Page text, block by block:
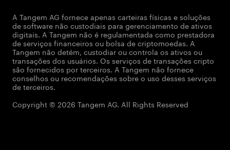
A Tangem AG fornece apenas carteiras físicas e soluções
de software não custodiais para gerenciamento de ativos
digitais. A Tangem não é regulamentada como prestadora
de serviços financeiros ou bolsa de criptomoedas. A
Tangem não detém, custodiar ou controla os ativos ou
transações dos usuários. Os serviços de transações cripto
são fornecidos por terceiros. A Tangem não fornece
conselhos ou recomendações sobre o uso desses serviços
de terceiros.